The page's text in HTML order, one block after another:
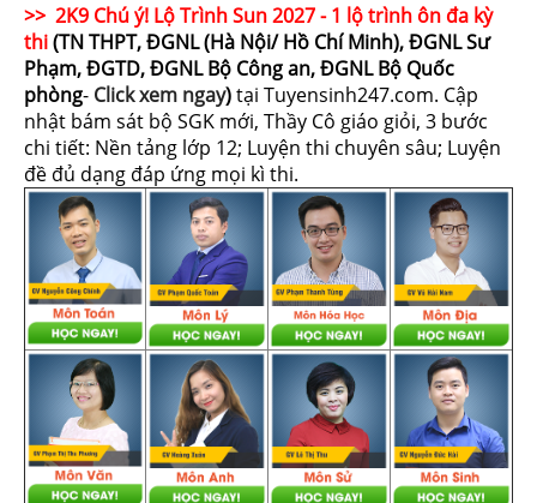
>> 2K9 Chú ý! Lộ Trình Sun 2027 - 1 lộ trình ôn đa kỳ
thi(TN THPT, ĐGNL (Hà Nội/ Hồ Chí Minh), ĐGNL Sư
Phạm, ĐGTD, ĐGNL Bộ Công an, ĐGNL Bộ Quốc
phòng- Click xem ngay)tại Tuyensinh247.com. Cập
nhật bám sát bộ SGK mới, Thầy Cô giáo giỏi, 3 bước
chi tiết: Nền tảng lớp 12; Luyện thi chuyên sâu; Luyện
đề đủ dạng đáp ứng mọi kì thi.